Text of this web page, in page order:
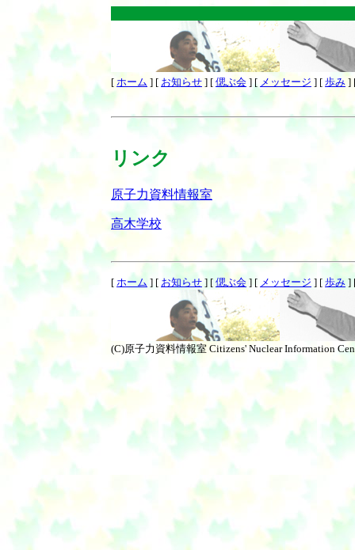
[ ホーム ] [ お知らせ ] [ 偲ぶ会 ] [ メッセージ ] [ 歩み ]
リンク
原子力資料情報室
高木学校
[ ホーム ] [ お知らせ ] [ 偲ぶ会 ] [ メッセージ ] [ 歩み ]
(C)原子力資料情報室 Citizens' Nuclear Information